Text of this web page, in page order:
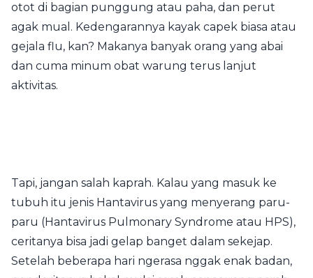
otot di bagian punggung atau paha, dan perut
agak mual. Kedengarannya kayak capek biasa atau
gejala flu, kan? Makanya banyak orang yang abai
dan cuma minum obat warung terus lanjut
aktivitas.
Tapi, jangan salah kaprah. Kalau yang masuk ke
tubuh itu jenis Hantavirus yang menyerang paru-
paru (Hantavirus Pulmonary Syndrome atau HPS),
ceritanya bisa jadi gelap banget dalam sekejap.
Setelah beberapa hari ngerasa nggak enak badan,